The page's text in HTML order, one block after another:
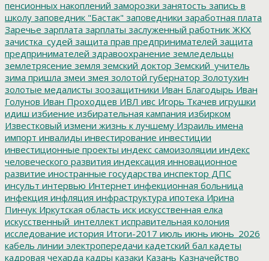
пенсионных накоплений заморозки занятость запись в
школу заповедник "Бастак" заповедники заработная плата
Заречье зарплата зарплаты заслуженный работник ЖКХ
зачистка_судей защита прав предпринимателей защита
предпринимателей здравоохранение земледельцы
землетрясение земля земский доктор Земский_учитель
зима пришла змеи змея золотой губернатор Золотухин
золотые медалисты зоозащитники Иван Благодырь Иван
Голунов Иван Проходцев ИВЛ ивс Игорь Ткачев игрушки
идиш избиение избирательная кампания избирком
Известковый измени жизнь к лучшему Израиль имена
импорт инвалиды инвестирование инвестиции
инвестиционные проекты индекс самоизоляции индекс
человеческого развития индексация инновационное
развитие иностранные государства инспектор ДПС
инсульт интервью Интернет инфекционная больница
инфекция инфляция инфраструктура ипотека Ирина
Пинчук Иркутская область иск искусственная елка
искусственный_интеллект исправительная колония
исследование история Итоги-2017 июль июнь июнь_2026
кабель линии электропередачи кадетский бал кадеты
кадровая чехарда кадры казаки Казань Казначейство